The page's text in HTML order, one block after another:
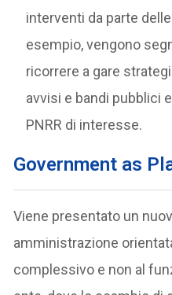
interventi da parte
esempio, vengono
ricorrere a gare
avvisi e bandi pubblici
PNRR di interesse.
Government as
Viene presentato un
amministrazione
complessivo e non al